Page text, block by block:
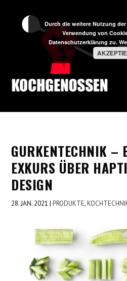
GURKENTECHNIK –
EXKURS ÜBER
DESIGN
28. JAN. 2021 |PRODUKTE,
Durch die weitere Nutzung
Verwendung von
Datenschutzerklärung zu.